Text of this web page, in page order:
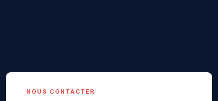
NOUS CONTACTER